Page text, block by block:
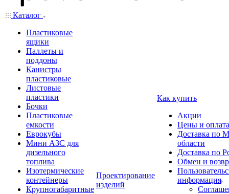
Каталог
Пластиковые
ящики
Паллеты и
поддоны
Канистры
пластиковые
Листовые
пластики
Бочки
Пластиковые
емкости
Еврокубы
Мини АЗС для
дизельного
топлива
Изотермические
контейнеры
Крупногабаритные
Проектирование
изделий
Как купить
Акции
Цены и оплата
Доставка по
области
Доставка по
Обмен и
информация